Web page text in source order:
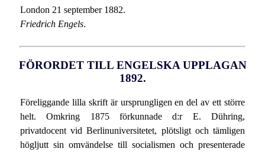
London 21 september 1882.
Friedrich Engels.
FÖRORDET TILL ENGELSKA UPPLAGAN
1892.
Föreliggande lilla skrift är ursprungligen en del av ett större
helt. Omkring 1875 förkunnade d:r E. Dühring,
privatdocent vid Berlinuniversitetet, plötsligt och tämligen
högljutt sin omvändelse till socialismen och presenterade